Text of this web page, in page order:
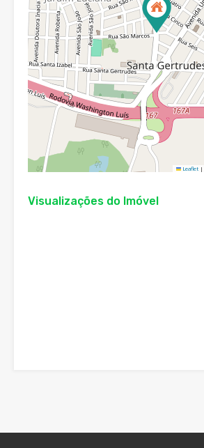
Leaflet |
Visualizações do Imóvel